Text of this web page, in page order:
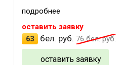
подробнее
оставить заявку
63
бел. руб. 76 бел. руб.
оставить заявку